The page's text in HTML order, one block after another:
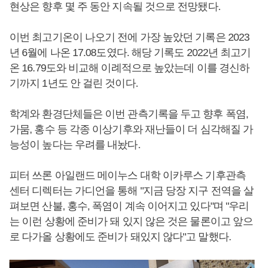
현상은 향후 몇 주 동안 지속될 것으로 전망됐다.
이번 최고기온이 나오기 전에 가장 높았던 기록은 2023
년 6월에 나온 17.08도였다. 해당 기록도 2022년 최고기
온 16.79도와 비교해 이례적으로 높았는데 이를 경신하
기까지 1년도 안 걸린 것이다.
학계와 환경단체들은 이번 관측기록을 두고 향후 폭염,
가뭄, 홍수 등 각종 이상기후와 재난들이 더 심각해질 가
능성이 높다는 우려를 내놨다.
피터 쓰론 아일랜드 메이누스 대학 이카루스 기후관측
센터 디렉터는 가디언을 통해 "지금 당장 지구 전역을 살
펴보면 산불, 홍수, 폭염이 계속 이어지고 있다"며 "우리
는 이런 상황에 준비가 돼 있지 않은 것은 물론이고 앞으
로 다가올 상황에도 준비가 돼있지 않다"고 말했다.